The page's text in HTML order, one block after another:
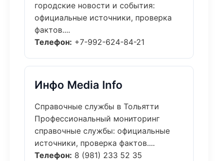
городские новости и события:
официальные источники, проверка
фактов....
Телефон: +7-992-624-84-21
Инфо Media Info
Справочные службы в Тольятти
Профессиональный мониторинг
справочные службы: официальные
источники, проверка фактов....
Телефон: 8 (981) 233 52 35